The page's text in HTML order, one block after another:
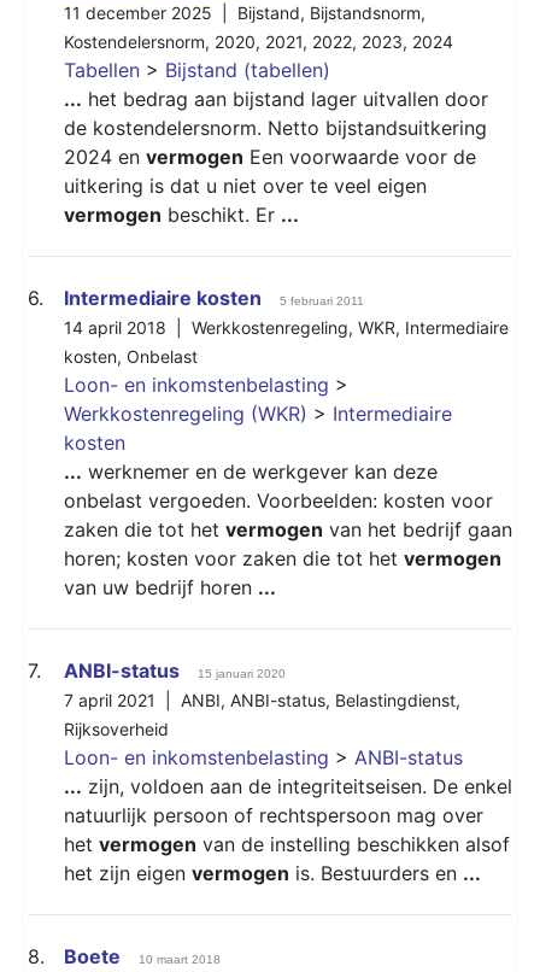
11 december 2025 | Bijstand, Bijstandsnorm,
Kostendelersnorm, 2020, 2021, 2022, 2023, 2024
Tabellen > Bijstand (tabellen)
... het bedrag aan bijstand lager uitvallen door
de kostendelersnorm. Netto bijstandsuitkering
2024 en vermogen Een voorwaarde voor de
uitkering is dat u niet over te veel eigen
vermogen beschikt. Er ...
6. Intermediaire kosten 5 februari 2011
14 april 2018 | Werkkostenregeling, WKR, Intermediaire
kosten, Onbelast
Loon- en inkomstenbelasting >
Werkkostenregeling (WKR) > Intermediaire
kosten
... werknemer en de werkgever kan deze
onbelast vergoeden. Voorbeelden: kosten voor
zaken die tot het vermogen van het bedrijf gaan
horen; kosten voor zaken die tot het vermogen
van uw bedrijf horen ...
7. ANBI-status 15 januari 2020
7 april 2021 | ANBI, ANBI-status, Belastingdienst,
Rijksoverheid
Loon- en inkomstenbelasting > ANBI-status
... zijn, voldoen aan de integriteitseisen. De enkel
natuurlijk persoon of rechtspersoon mag over
het vermogen van de instelling beschikken alsof
het zijn eigen vermogen is. Bestuurders en ...
8. Boete 10 maart 2018